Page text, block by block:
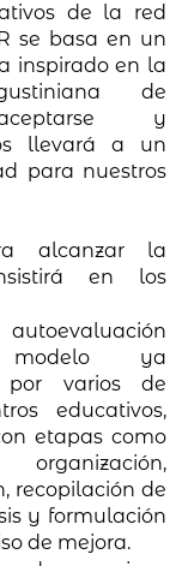
de la red
se basa en un
inspirado en la
de
y
llevará a un
para nuestros
alcanzar la
en los
modelo ya
por varios de
educativos,
etapas como
recopilación de
y formulación
de mejora.